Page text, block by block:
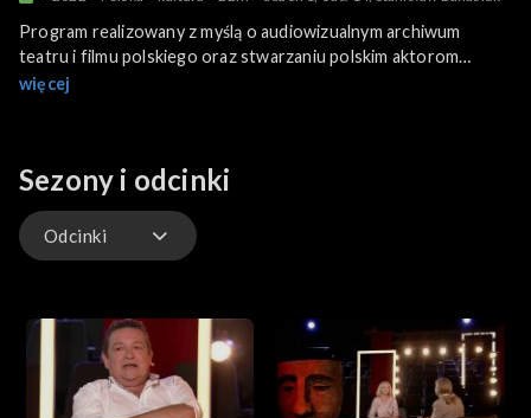
Program realizowany z myślą o audiowizualnym archiwum
teatru i filmu polskiego oraz stwarzaniu polskim aktorom
właściwej formy promocji ich twórczości w mediach. W Polsce
którzy nie potrafią przebić się do aktorskiej ekstraklasy i tacy,
którzy lata świetności mają już za sobą.
więcej
Sezony i odcinki
Odcinki